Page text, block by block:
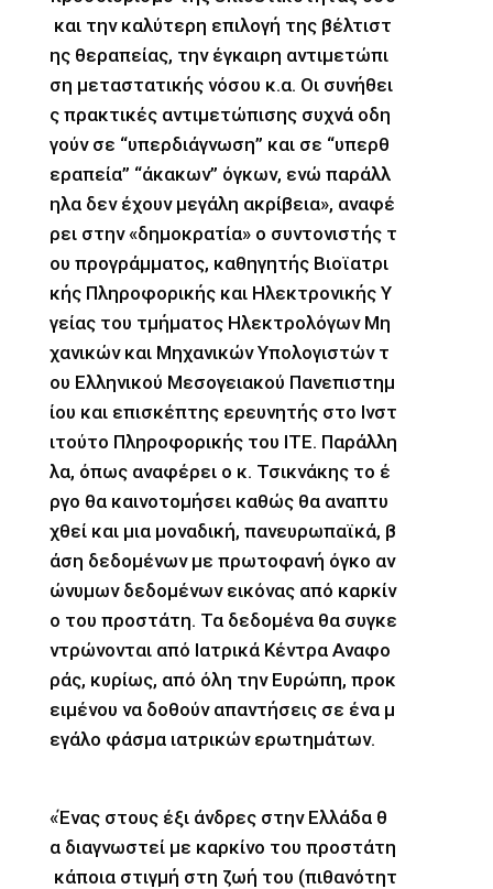
και την καλύτερη επιλογή της βέλτιστ
ης θεραπείας, την έγκαιρη αντιμετώπι
ση μεταστατικής νόσου κ.α. Oι συνήθει
ς πρακτικές αντιμετώπισης συχνά οδη
γούν σε “υπερδιάγνωση” και σε “υπερθ
εραπεία” “άκακων” όγκων, ενώ παράλλ
ηλα δεν έχουν μεγάλη ακρίβεια», αναφέ
ρει στην «δημοκρατία» ο συντονιστής τ
ου προγράμματος, καθηγητής Βιοϊατρι
κής Πληροφορικής και Ηλεκτρονικής Υ
γείας του τμήματος Ηλεκτρολόγων Μη
χανικών και Μηχανικών Υπολογιστών τ
ου Ελληνικού Μεσογειακού Πανεπιστημ
ίου και επισκέπτης ερευνητής στο Ινστ
ιτούτο Πληροφορικής του ΙΤΕ. Παράλλη
λα, όπως αναφέρει ο κ. Τσικνάκης το έ
ργο θα καινοτομήσει καθώς θα αναπτυ
χθεί και μια μοναδική, πανευρωπαϊκά, β
άση δεδομένων με πρωτοφανή όγκο αν
ώνυμων δεδομένων εικόνας από καρκίν
ο του προστάτη. Τα δεδομένα θα συγκε
ντρώνονται από Ιατρικά Κέντρα Αναφο
ράς, κυρίως, από όλη την Ευρώπη, προκ
ειμένου να δοθούν απαντήσεις σε ένα μ
εγάλο φάσμα ιατρικών ερωτημάτων.
«Ένας στους έξι άνδρες στην Ελλάδα θ
α διαγνωστεί με καρκίνο του προστάτη
κάποια στιγμή στη ζωή του (πιθανότητ